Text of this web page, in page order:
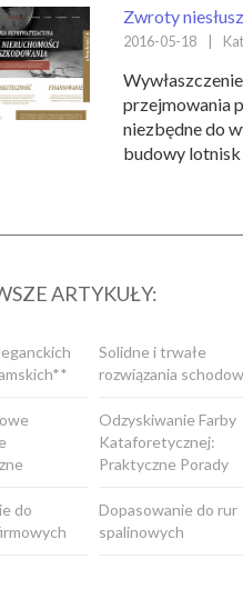
Zwroty
2016-05-18
przejmowania
niezbędne do
budowy lotnisk
ARTYKUŁY:
Solidne i trwałe
rozwiązania
Odzyskiwanie Farby
Kataforetycznej:
Praktyczne Porady
Dopasowanie do rur
spalinowych
do